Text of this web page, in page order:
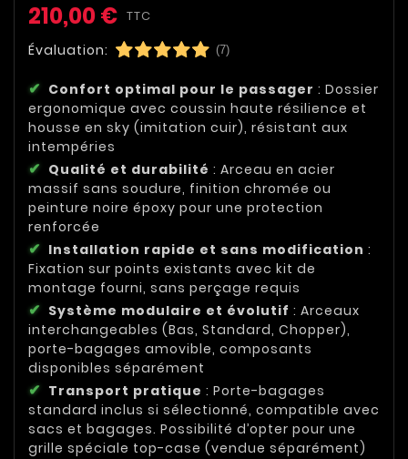
210,00 € TTC
Évaluation: (7)
Confort optimal pour le passager : Dossier
ergonomique avec coussin haute résilience et
housse en sky (imitation cuir), résistant aux
intempéries
Qualité et durabilité : Arceau en acier
massif sans soudure, finition chromée ou
peinture noire époxy pour une protection
renforcée
Installation rapide et sans modification :
Fixation sur points existants avec kit de
montage fourni, sans perçage requis
Système modulaire et évolutif : Arceaux
interchangeables (Bas, Standard, Chopper),
porte-bagages amovible, composants
disponibles séparément
Transport pratique : Porte-bagages
standard inclus si sélectionné, compatible avec
sacs et bagages. Possibilité d’opter pour une
grille spéciale top-case (vendue séparément)